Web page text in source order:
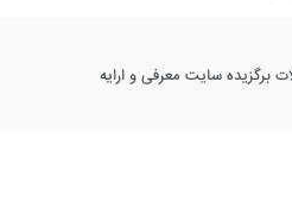
برگزیده سایت معرفی و ارایه